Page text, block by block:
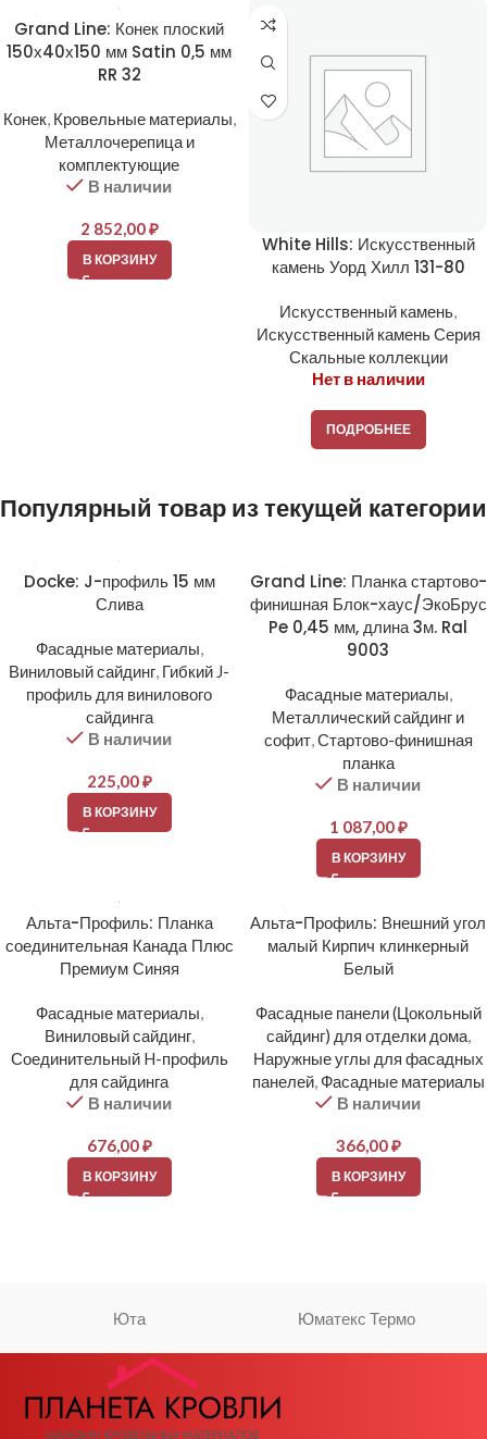
Grand Line: Конек плоский
150х40х150 мм Satin 0,5 мм
RR 32
Конек, Кровельные материалы,
Металлочерепица и
комплектующие
В наличии
2 852,00₽
В КОРЗИНУ
White Hills: Искусственный
камень Уорд Хилл 131-80
Искусственный камень,
Искусственный камень Серия
Скальные коллекции
Нет в наличии
ПОДРОБНЕЕ
Популярный товар из текущей категории
Docke: J-профиль 15 мм
Слива
Фасадные материалы,
Виниловый сайдинг, Гибкий J-
профиль для винилового
сайдинга
В наличии
225,00₽
В КОРЗИНУ
Grand Line: Планка стартово-
финишная Блок-хаус/ЭкоБрус
Pe 0,45 мм, длина 3м. Ral
9003
Фасадные материалы,
Металлический сайдинг и
софит,Стартово-финишная
планка
В наличии
1 087,00₽
В КОРЗИНУ
Альта-Профиль: Планка
соединительная Канада Плюс
Премиум Синяя
Фасадные материалы,
Виниловый сайдинг,
Соединительный H-профиль
для сайдинга
В наличии
676,00₽
В КОРЗИНУ
Альта-Профиль: Внешний угол
малый Кирпич клинкерный
Белый
Фасадные панели (Цокольный
сайдинг) для отделки дома,
Наружные углы для фасадных
панелей, Фасадные материалы
В наличии
366,00₽
В КОРЗИНУ
Юта Юматекс Термо